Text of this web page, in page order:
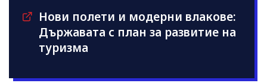
Нови полети и модерни влакове:
Държавата с план за развитие на
туризма